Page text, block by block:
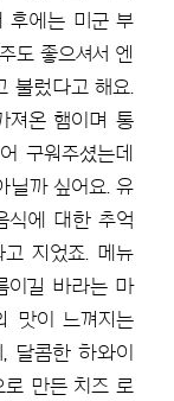
후에는 미군 부
도 좋으셔서 엔
불렀다고 해요.
져온 햄이며 통
구워주셨는데
닐까 싶어요. 유
식에 대한 추억
지었죠. 메뉴
이길 바라는 마
맛이 느껴지는
달콤한 하와이
로 만든 치즈 로